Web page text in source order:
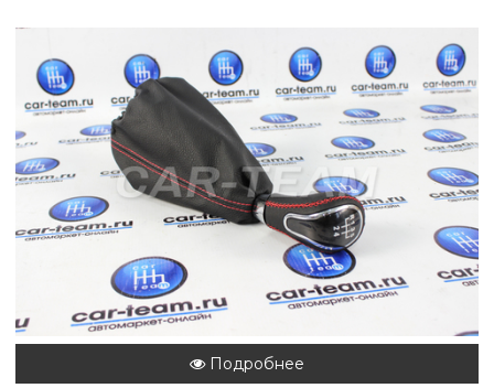
Подробнее